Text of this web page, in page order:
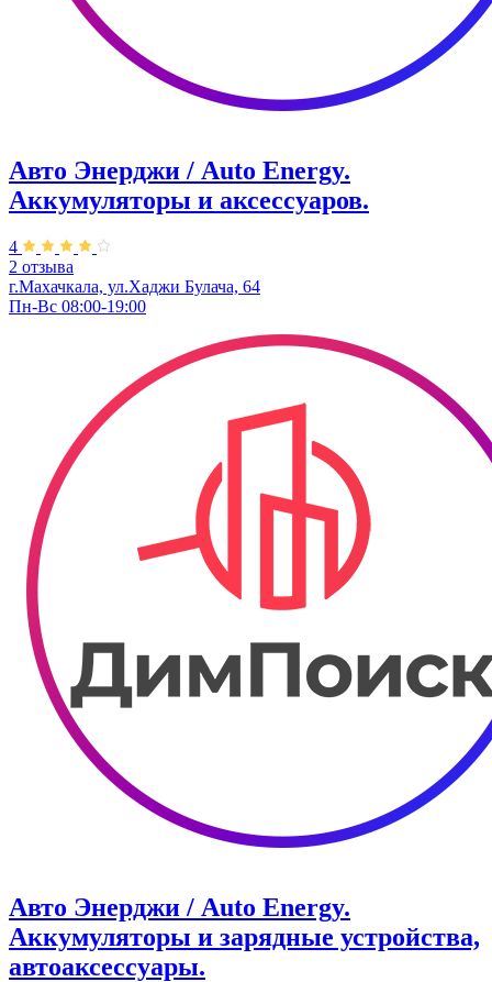
Авто Энерджи / Auto Energy.
Аккумуляторы и аксессуаров.
4
2 отзыва
г.Махачкала, ул.Хаджи Булача, 64
Пн-Вс 08:00-19:00
Авто Энерджи / Auto Energy.
Аккумуляторы и зарядные устройства,
автоаксессуары.